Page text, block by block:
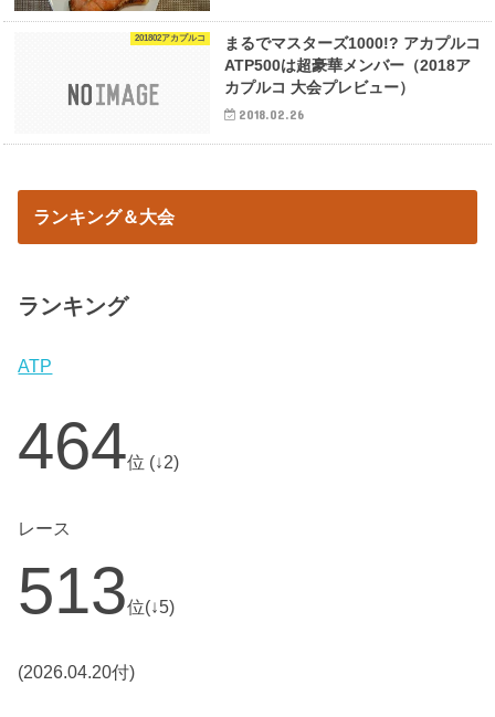
201802アカプルコ
まるでマスターズ1000!? アカプルコ
ATP500は超豪華メンバー（2018ア
カプルコ 大会プレビュー）
2018.02.26
ランキング＆大会
ランキング
ATP
464位 (↓2)
レース
513位(↓5)
(2026.04.20付)